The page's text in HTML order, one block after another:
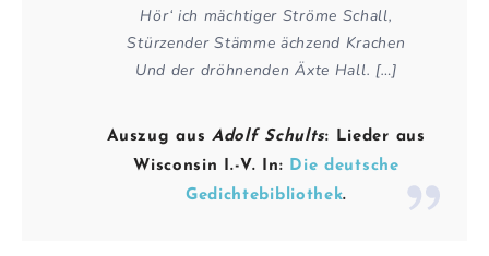
Hör‘ ich mächtiger Ströme Schall,
Stürzender Stämme ächzend Krachen
Und der dröhnenden Äxte Hall. […]
Auszug ausAdolf Schults: Lieder aus
Wisconsin I.-V. In: Die deutsche
Gedichtebibliothek.